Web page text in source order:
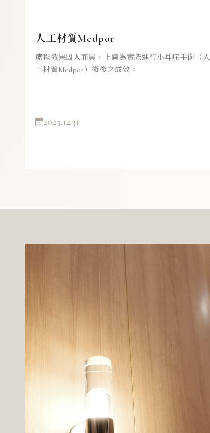
人工材質Medpor
療程效果因人而異，上圖為實際進行小耳症手術（人
工材質Medpor）術後之成效。
2025.12.31